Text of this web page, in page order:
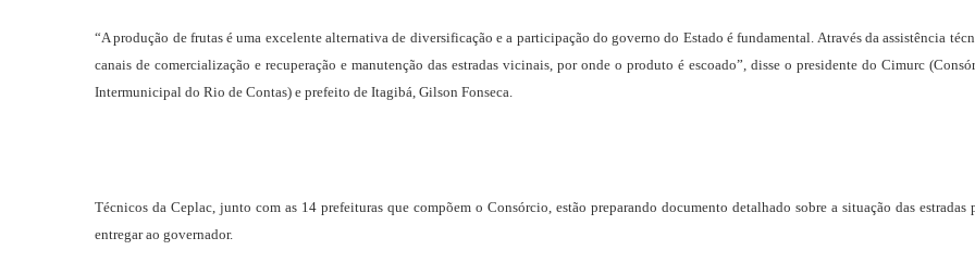
“A produção de frutas é uma excelente alternativa de diversificação e a participação do governo do Estado é fundamental. Através da assistência
canais de comercialização e recuperação e manutenção das estradas vicinais, por onde o produto é escoado”, disse o presidente do Cimurc
Intermunicipal do Rio de Contas) e prefeito de Itagibá, Gilson Fonseca.
Técnicos da Ceplac, junto com as 14 prefeituras que compõem o Consórcio, estão preparando documento detalhado sobre a situação das estradas
entregar ao governador.